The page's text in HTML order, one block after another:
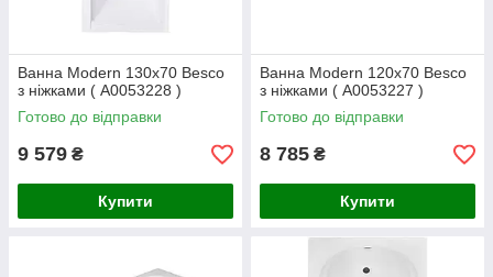
Ванна Modern 130x70 Besco
з ніжками ( А0053228 )
Готово до відправки
9 579 ₴
Купити
Ванна Modern 120x70 Besco
з ніжками ( А0053227 )
Готово до відправки
8 785 ₴
Купити